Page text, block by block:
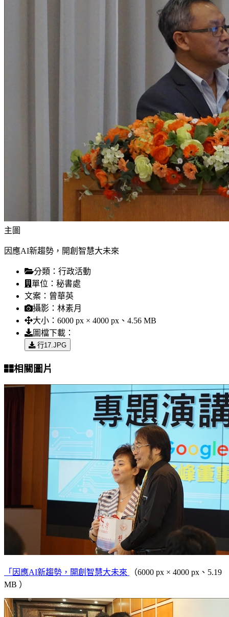
主圖
因應AI新趨勢，開創智慧大未來
分類： 行政活動
單位： 秘書處
文案： 曾華英
攝影： 林素月
大小： 6000 px × 4000 px、4.56 MB
圖檔下載：
行17.JPG
相關圖片
「因應AI新趨勢，開創智慧大未來
（6000 px × 4000 px、5.19
MB ）